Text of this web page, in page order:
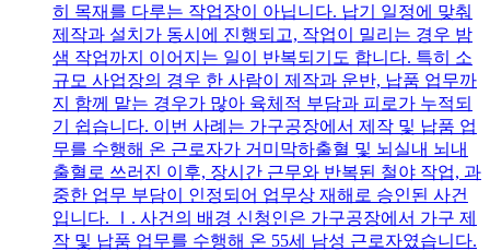
히 목재를 다루는 작업장이 아닙니다. 납기 일정에 맞춰
제작과 설치가 동시에 진행되고, 작업이 밀리는 경우 밤
샘 작업까지 이어지는 일이 반복되기도 합니다. 특히 소
규모 사업장의 경우 한 사람이 제작과 운반, 납품 업무까
지 함께 맡는 경우가 많아 육체적 부담과 피로가 누적되
기 쉽습니다. 이번 사례는 가구공장에서 제작 및 납품 업
무를 수행해 온 근로자가 거미막하출혈 및 뇌실내 뇌내
출혈로 쓰러진 이후, 장시간 근무와 반복된 철야 작업, 과
중한 업무 부담이 인정되어 업무상 재해로 승인된 사건
입니다. Ⅰ. 사건의 배경 신청인은 가구공장에서 가구 제
작 및 납품 업무를 수행해 온 55세 남성 근로자였습니다.